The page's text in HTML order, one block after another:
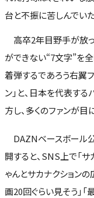
台と不振に苦しんでい
高卒2年目野手が放
ができない“7文字”を
着弾するであろう右翼
ン」と、日本を代表す
方し、多くのファンが目
DAZNベースボール公
開すると、SNS上で「サ
ゃんとサカナクション
画20回ぐらい見そう」「